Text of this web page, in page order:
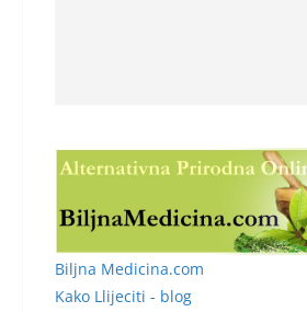
Biljna Medicina.com
Kako Llijeciti - blog